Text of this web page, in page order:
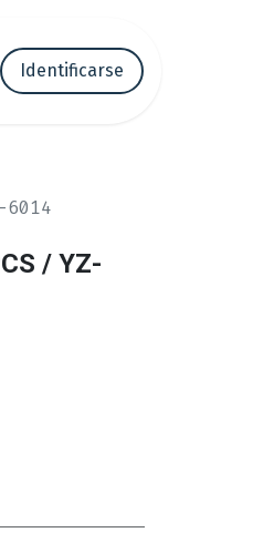
Blog
Identificarse
6014
/ YZ-